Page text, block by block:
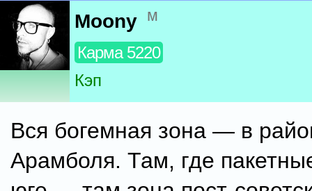
Moony м
Карма 5220
Кэп
Вся богемная зона — в
Арамболя. Там, где